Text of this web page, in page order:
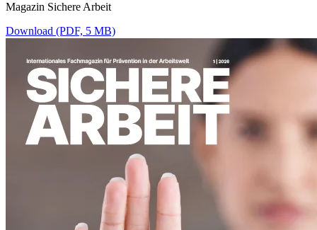
Magazin Sichere Arbeit
Download (PDF, 5 MB)